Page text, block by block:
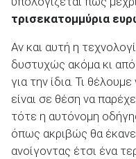
τρισεκατομμύρια
Αν και αυτή η
δυστυχώς ακόμα κι
για την ίδια. Τι
είναι σε θέση να
τότε η αυτόνομη
όπως ακριβώς θα
ανοίγοντας έτσι ένα